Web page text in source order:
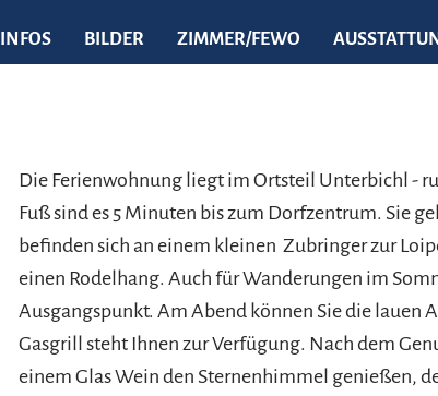
INFOS BILDER ZIMMER/FEWO
Die Ferienwohnung liegt im Ortsteil Unterbichl -
Fuß sind es 5 Minuten bis zum Dorfzentrum. Sie
befinden sich an einem kleinen Zubringer zur
einen Rodelhang. Auch für Wanderungen im
Ausgangspunkt. Am Abend können Sie die lauen
Gasgrill steht Ihnen zur Verfügung. Nach dem
einem Glas Wein den Sternenhimmel genießen,